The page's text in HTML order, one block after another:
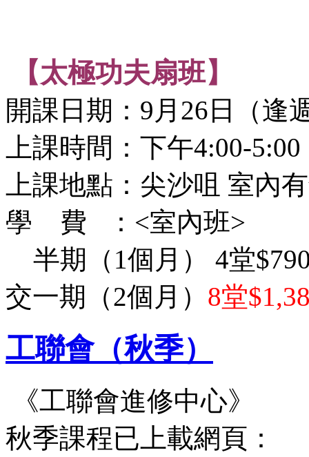
【太極功夫扇班】
開課日期：9月26日（逢
上課時間：下午4:00-5:00
上課地點：尖沙咀 室內
學 費 ：<室內班>
半期（1個月） 4堂
交一期（2個月） 8堂
工聯會（秋季）
《工聯會進修中心》
秋季課程已上載網頁：